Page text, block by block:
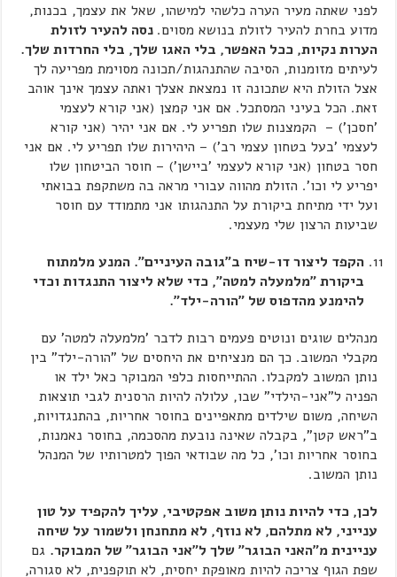
לפני שאתה מעיר הערה כלשהי למישהו, שאל את עצמך, בכנות,
מדוע בחרת להעיר לזולת בנושא מסוים. נסה להעיר לזולת
הערות נקיות, ככל האפשר, בלי האגו שלך, בלי החרדות שלך.
לעיתים מזומנות, הסיבה שהתנהגות/תכונה מסוימת מפריעה לך
אצל הזולת היא שתכונה זו נמצאת אצלך ואתה עצמך אינך אוהב
זאת. הכל בעיני המסתכל. אם אני קמצן (אני קורא לעצמי
'חסכן') – הקמצנות שלו תפריע לי. אם אני יהיר (אני קורא
לעצמי 'בעל בטחון עצמי רב') – היהירות שלו תפריע לי. אם אני
חסר בטחון (אני קורא לעצמי 'ביישן') – חוסר הביטחון שלו
יפריע לי וכו'. הזולת מהווה עבורי מראה בה משתקפת בבואתי
ועל ידי מתיחת ביקורת על התנהגותו אני מתמודד עם חוסר
שביעות הרצון שלי מעצמי.
הקפד ליצור דו-שיח ב"גובה העיניים". המנע מלמתוח
ביקורת "מלמעלה למטה", כדי שלא ליצור התנגדות וכדי
להימנע מהדפוס של "הורה-ילד".
מנהלים שוגים ונוטים פעמים רבות לדבר 'מלמעלה למטה' עם
מקבלי המשוב. כך הם מנציחים את היחסים של "הורה-ילד" בין
נותן המשוב למקבלו. ההתייחסות כלפי המבוקר כאל ילד או
הפניה ל"אני-הילדי" שבו, עלולה להיות הרסנית לגבי תוצאות
השיחה, משום שילדים מתאפיינים בחוסר אחריות, בהתנגדויות,
ב"ראש קטן", בקבלה שאינה נובעת מהסכמה, בחוסר נאמנות,
בחוסר אחריות וכו', כל מה שבודאי הפוך למטרותיו של המנהל
נותן המשוב.
לכן, כדי להיות נותן משוב אפקטיבי, עליך להקפיד על טון
ענייני, לא מתלהם, לא נוזף, לא מתחנחן ולשמור על שיחה
עניינית מ"האני הבוגר" שלך ל"אני הבוגר" של המבוקר. גם
שפת הגוף צריכה להיות מאופקת יחסית, לא תוקפנית, לא סגורה,